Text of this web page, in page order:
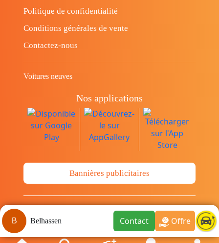
B Belhassen Contact Offre
Politique de confidentialité
Conditions générales de vente
Contactez-nous
Voitures neuves
Nos applications
Bannières publicitaires
© Copyright 2014-2026 Cava.tn Limited Tous
les droits sont réservés.